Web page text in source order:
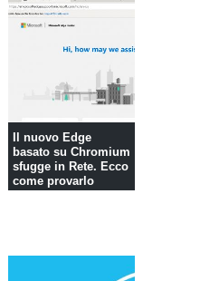
Il nuovo Edge
basato su Chromium
sfugge in Rete. Ecco
come provarlo